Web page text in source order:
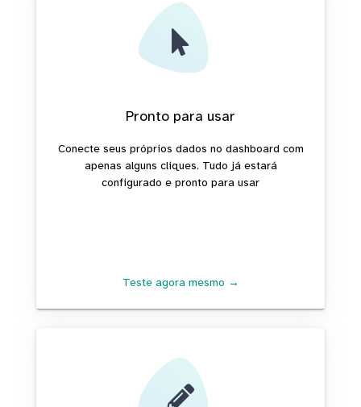
Pronto para usar
Conecte seus próprios dados no dashboard com
apenas alguns cliques. Tudo já estará
configurado e pronto para usar
Teste agora mesmo →